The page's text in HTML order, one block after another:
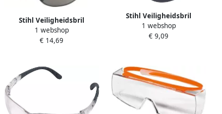
Stihl Veiligheidsbril
Dynamic Contrast | zwart
00008840365
1 webshop
€ 14,69
Stihl Veiligheidsbril
Function Light | getint
00008840362
1 webshop
€ 9,09